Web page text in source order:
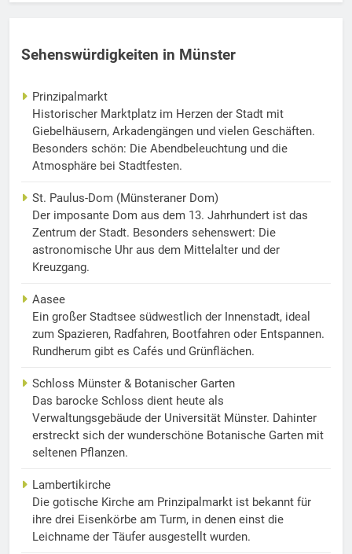
Sehenswürdigkeiten in Münster
Prinzipalmarkt
Historischer Marktplatz im Herzen der Stadt mit
Giebelhäusern, Arkadengängen und vielen Geschäften.
Besonders schön: Die Abendbeleuchtung und die
Atmosphäre bei Stadtfesten.
St. Paulus-Dom (Münsteraner Dom)
Der imposante Dom aus dem 13. Jahrhundert ist das
Zentrum der Stadt. Besonders sehenswert: Die
astronomische Uhr aus dem Mittelalter und der
Kreuzgang.
Aasee
Ein großer Stadtsee südwestlich der Innenstadt, ideal
zum Spazieren, Radfahren, Bootfahren oder Entspannen.
Rundherum gibt es Cafés und Grünflächen.
Schloss Münster & Botanischer Garten
Das barocke Schloss dient heute als
Verwaltungsgebäude der Universität Münster. Dahinter
erstreckt sich der wunderschöne Botanische Garten mit
seltenen Pflanzen.
Lambertikirche
Die gotische Kirche am Prinzipalmarkt ist bekannt für
ihre drei Eisenkörbe am Turm, in denen einst die
Leichname der Täufer ausgestellt wurden.